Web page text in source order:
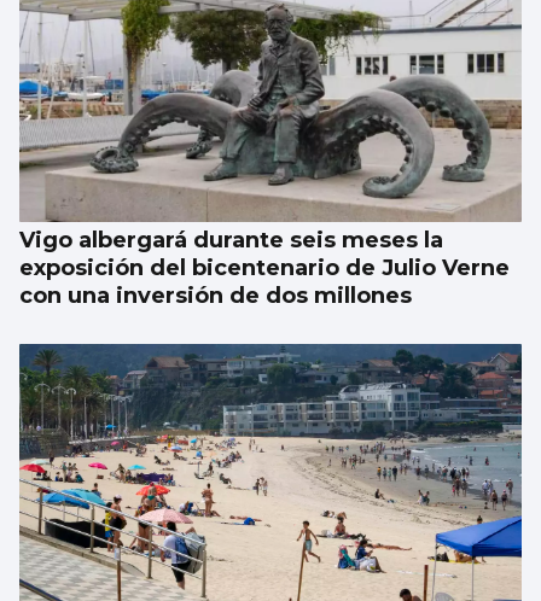
Vigo albergará durante seis meses la
exposición del bicentenario de Julio Verne
con una inversión de dos millones